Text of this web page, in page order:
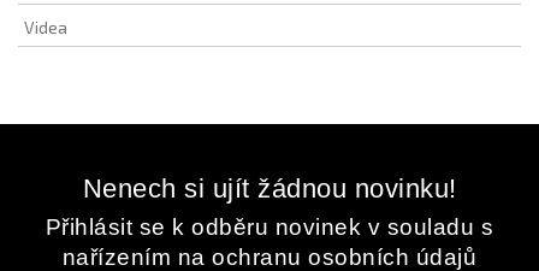
Videa
Nenech si ujít žádnou novinku!
Přihlásit se k odběru novinek v souladu s
nařízením na ochranu osobních údajů